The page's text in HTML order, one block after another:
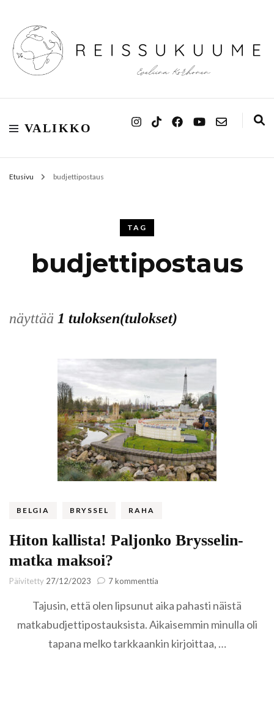
Reissukuume
VALIKKO
Etusivu budjettipostaus
TAG
budjettipostaus
näyttää 1 tuloksen(tulokset)
BELGIA BRYSSEL RAHA
Hiton kallista! Paljonko Brysselin-
matka maksoi?
Päivitetty 27/12/2023 7 kommenttia
kallista!
Brysselin-
matka
Tajusin, että olen lipsunut aika pahasti näistä
matkabudjettipostauksista. Aikaisemmin minulla oli
tapana melko tarkkaankin kirjoittaa, …